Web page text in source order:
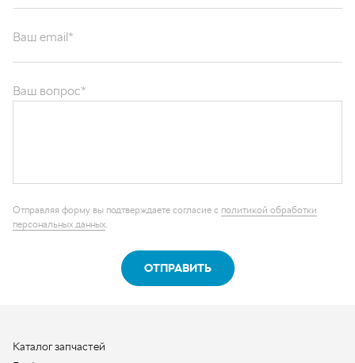
персональных данных
Каталог запчастей
Контактная информация